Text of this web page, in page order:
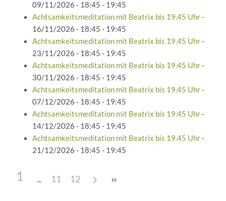
09/11/2026 - 18:45 - 19:45
Achtsamkeitsmeditation mit Beatrix bis 19.45 Uhr-
16/11/2026 - 18:45 - 19:45
Achtsamkeitsmeditation mit Beatrix bis 19.45 Uhr-
23/11/2026 - 18:45 - 19:45
Achtsamkeitsmeditation mit Beatrix bis 19.45 Uhr-
30/11/2026 - 18:45 - 19:45
Achtsamkeitsmeditation mit Beatrix bis 19.45 Uhr-
07/12/2026 - 18:45 - 19:45
Achtsamkeitsmeditation mit Beatrix bis 19.45 Uhr-
14/12/2026 - 18:45 - 19:45
Achtsamkeitsmeditation mit Beatrix bis 19.45 Uhr-
21/12/2026 - 18:45 - 19:45
1 11 12